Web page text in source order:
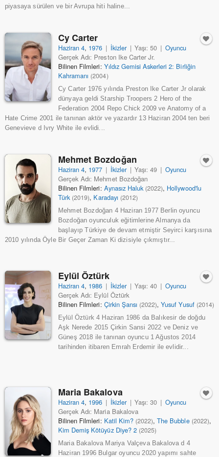
piyasaya sürülen ve bir Avrupa hiti haline...
Cy Carter
Haziran 4, 1976 | İkizler | Yaşı: 50 | Oyuncu
Gerçek Adı: Preston Ike Carter Jr.
Bilinen Filmleri: Yıldız Gemisi Askerleri 2: Birliğin
Kahramanı (2004)
Cy Carter 1976 yılında Preston Ike Carter Jr olarak
dünyaya geldi Starship Troopers 2 Hero of the
Federation 2004 Repo Chick 2009 ve Anatomy of a
Hate Crime 2001 ile tanınan aktör ve yazardır 13 Haziran 2004 ten beri
Genevieve d Ivry White ile evlidi...
Mehmet Bozdoğan
Haziran 4, 1977 | İkizler | Yaşı: 49 | Oyuncu
Gerçek Adı: Mehmet Bozdoğan
Bilinen Filmleri: Aynasız Haluk (2022), Hollywood'lu
Türk (2019), Karadayı (2012)
Mehmet Bozdoğan 4 Haziran 1977 Berlin oyuncu
Bozdoğan oyunculuk eğitimlerine Almanya da
başlayıp Türkiye de devam etmiştir Seyirci karşısına
2010 yılında Öyle Bir Geçer Zaman Ki dizisiyle çıkmıştır...
Eylül Öztürk
Haziran 4, 1986 | İkizler | Yaşı: 40 | Oyuncu
Gerçek Adı: Eylül Öztürk
Bilinen Filmleri: Çirkin Şansı (2022),Yusuf Yusuf (2014)
Eylül Öztürk 4 Haziran 1986 da Balıkesir de doğdu
Aşk Nerede 2015 Çirkin Sansi 2022 ve Deniz ve
Güneş 2018 ile tanınan oyuncu 1 Ağustos 2014
tarihinden itibaren Emrah Erdemir ile evlidir...
Maria Bakalova
Haziran 4, 1996 | İkizler | Yaşı: 30 | Oyuncu
Gerçek Adı: Maria Bakalova
Bilinen Filmleri: Katil Kim? (2022),The Bubble (2022),
Kim Demiş Kötüyüz Diye? 2 (2025)
Maria Bakalova Mariya Valçeva Bakalova d 4
Haziran 1996 Bulgar oyuncu 2020 yapımı sahte